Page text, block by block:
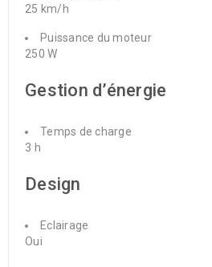
25 km/h
Puissance du moteur
250 W
Gestion d’énergie
Temps de charge
3 h
Design
Eclairage
Oui